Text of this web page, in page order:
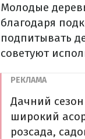
Молодые
благодаря
подпитывать
советуют
Дачний
широкий
розсада,